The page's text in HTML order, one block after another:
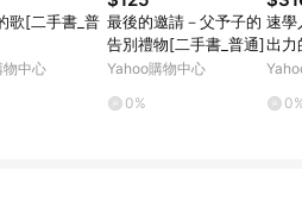
歌[二手書_普
中心
最後的邀請－父予子的
告別禮物[二手書_普通]
Yahoo購物中心
0%
速學
出力